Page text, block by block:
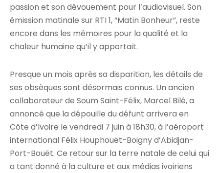
passion et son dévouement pour l’audiovisuel. Son
émission matinale sur RTI 1, “Matin Bonheur”, reste
encore dans les mémoires pour la qualité et la
chaleur humaine qu’il y apportait.
Presque un mois après sa disparition, les détails de
ses obsèques sont désormais connus. Un ancien
collaborateur de Soum Saint-Félix, Marcel Bilé, a
annoncé que la dépouille du défunt arrivera en
Côte d’Ivoire le vendredi 7 juin à 18h30, à l’aéroport
international Félix Houphouët-Boigny d’Abidjan-
Port-Bouët. Ce retour sur la terre natale de celui qui
a tant donné à la culture et aux médias ivoiriens